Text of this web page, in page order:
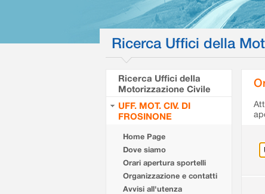
Ricerca Uffici della
Ricerca Uffici della
Motorizzazione Civile
UFF. MOT. CIV. DI
FROSINONE
Home Page
Dove siamo
Orari apertura sportelli
Organizzazione e contatti
Avvisi all'utenza